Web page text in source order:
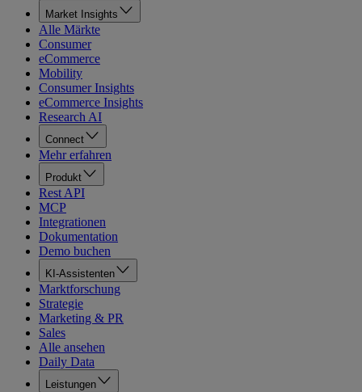
Market Insights
Alle Märkte
Consumer
eCommerce
Mobility
Consumer Insights
eCommerce Insights
Research AI
Connect
Mehr erfahren
Produkt
Rest API
MCP
Integrationen
Dokumentation
Demo buchen
KI-Assistenten
Marktforschung
Strategie
Marketing & PR
Sales
Alle ansehen
Daily Data
Leistungen